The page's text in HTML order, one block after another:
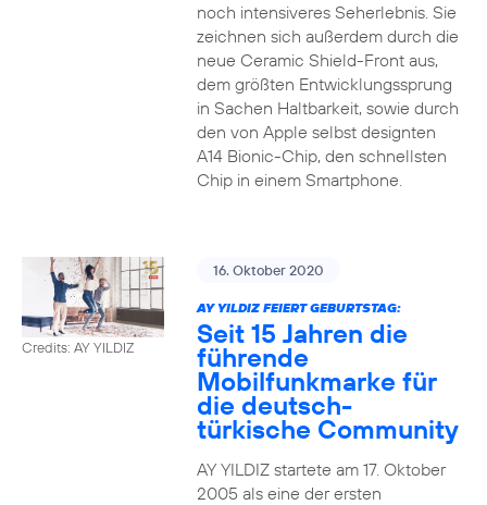
noch intensiveres Seherlebnis. Sie
zeichnen sich außerdem durch die
neue Ceramic Shield-Front aus,
dem größten Entwicklungssprung
in Sachen Haltbarkeit, sowie durch
den von Apple selbst designten
A14 Bionic-Chip, den schnellsten
Chip in einem Smartphone.
Credits: AY YILDIZ
16. Oktober 2020
AY YILDIZ FEIERT GEBURTSTAG:
Seit 15 Jahren die
führende
Mobilfunkmarke für
die deutsch-
türkische Community
AY YILDIZ startete am 17. Oktober
2005 als eine der ersten